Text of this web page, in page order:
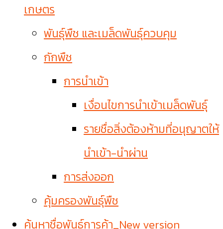
เกษตร
พันธุ์พืช และเมล็ดพันธุ์ควบคุม
กักพืช
การนำเข้า
เงื่อนไขการนำเข้าเมล็ดพันธุ์
รายชื่อสิ่งต้องห้ามที่อนุญาตให้
นำเข้า-นำผ่าน
การส่งออก
คุ้มครองพันธุ์พืช
ค้นหาชื่อพันธุ์การค้า_New version